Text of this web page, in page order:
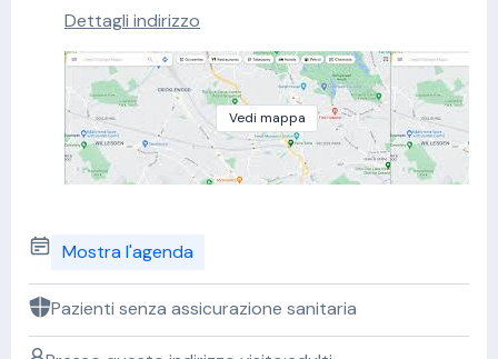
Dettagli indirizzo
Vedi mappa
Mostra l'agenda
Pazienti senza assicurazione sanitaria